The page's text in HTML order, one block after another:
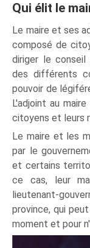
Qui élit le
Le maire et ses
composé de
diriger le conseil
des différents
pouvoir de
L'adjoint au
citoyens et leurs
Le maire et les
par le
et certains
ce cas, leur
lieutenant-
province, qui
moment et pour